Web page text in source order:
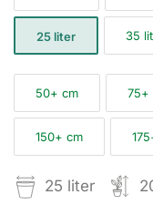
25 liter 35
50+ cm 75+
150+ cm
25 liter